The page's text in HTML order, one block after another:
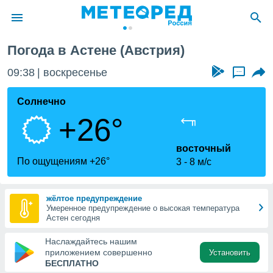
о
Вы можете
к этому
доступ
Погода в Астене (Австрия)
09:38 воскресенье ...
Солнечно
+26°
По ощущениям +26°
восточный
3
8 м/с
жёлтое предупреждение
Умеренное предупреждение о высокая температура
Астен сегодня
Наслаждайтесь нашим
приложением совершенно
БЕСПЛАТНО
Установить